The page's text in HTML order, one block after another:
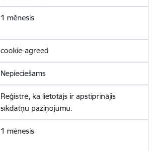
1 mēnesis
cookie-agreed
Nepieciešams
Reģistrē, ka lietotājs ir apstiprinājis
sīkdatņu paziņojumu.
1 mēnesis